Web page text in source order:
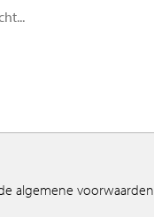
algemene voorwaarden